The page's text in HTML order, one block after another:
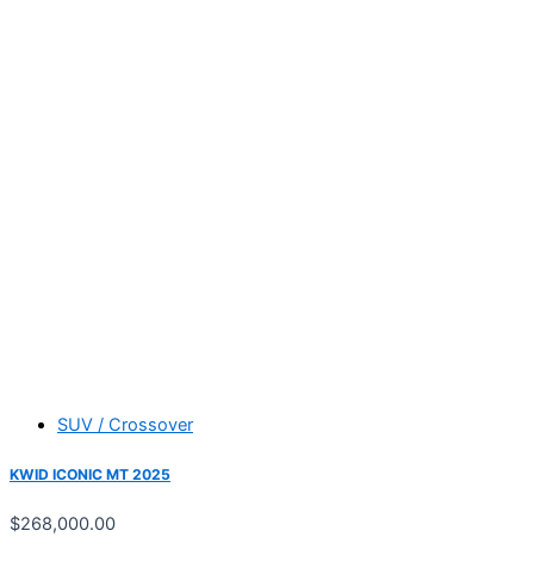
SUV / Crossover
KWID ICONIC MT 2025
$268,000.00